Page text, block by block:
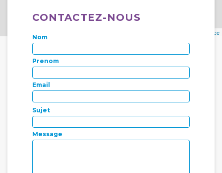
OSM France
CONTACTEZ-NOUS
Nom
Prenom
Email
Sujet
Message